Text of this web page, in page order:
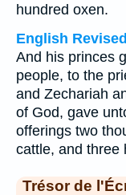
hundred oxen.
English
And his princes
people, to the
and Zechariah
of God, gave
offerings two
cattle, and three
Trésor de